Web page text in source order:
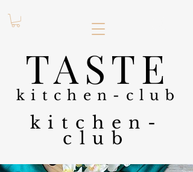
TASTE
kitchen-club
kitchen-
club